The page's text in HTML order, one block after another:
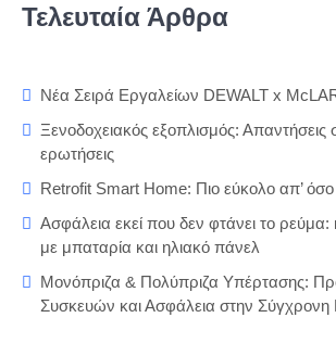
Τελευταία Άρθρα
Νέα Σειρά Εργαλείων DEWALT x
Ξενοδοχειακός εξοπλισμός: Απαντήσεις
ερωτήσεις
Retrofit Smart Home: Πιο εύκολο απ’ όσο
Ασφάλεια εκεί που δεν φτάνει το
με μπαταρία και ηλιακό πάνελ
Μονόπριζα & Πολύπριζα Υπέρτασης:
Συσκευών και Ασφάλεια στην Σύγχρονη